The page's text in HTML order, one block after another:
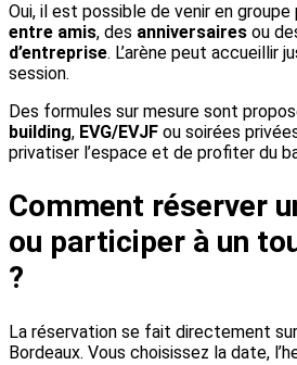
Oui, il est possible de venir en groupe
entre amis, des anniversaires ou
d’entreprise. L’arène peut accueillir
session.
Des formules sur mesure sont
building, EVG/EVJF ou soirées
privatiser l’espace et de profiter du
Comment réserver
ou participer à un
?
La réservation se fait directement
Bordeaux. Vous choisissez la date,